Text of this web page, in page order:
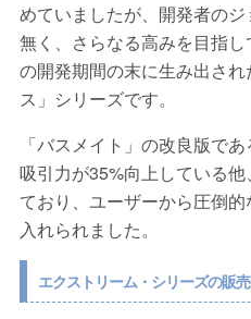
めていましたが、開発者の
無く、さらなる高みを目指
の開発期間の末に生み出さ
ス」シリーズです。
「バスメイト」の改良版で
吸引力が35%向上している
ており、ユーザーから圧倒
入れられました。
エクストリーム・シリーズの販